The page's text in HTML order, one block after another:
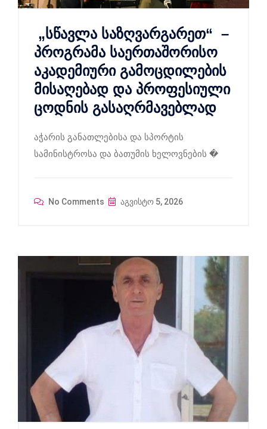
„სწავლა საზღვარგარეთ“ –
პროგრამა საერთაშორისო
აკადემიური გამოცდილების
მისაღებად და პროფესიული
ცოდნის გასაღრმავებლად
აჭარის განათლებისა და სპორტის
სამინისტროსა და ბათუმის ხელოვნების �
No Comments აგვისტო 5, 2026